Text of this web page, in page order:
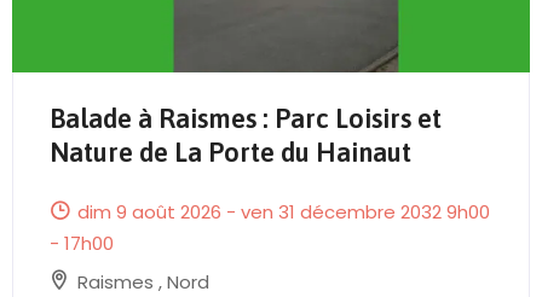
Send Mail
Balade à Raismes : Parc Loisirs et
Nature de La Porte du Hainaut
dim 9 août 2026 - ven 31 décembre 2032 9h00
- 17h00
Raismes ,Nord